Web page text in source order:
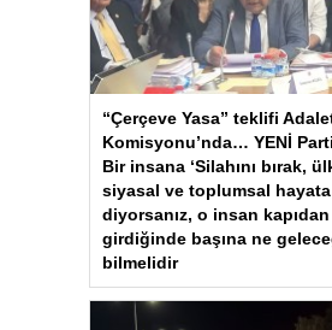
“Çerçeve Yasa” teklifi
Komisyonu’nda… YENİ
Bir insana ‘Silahını bırak,
siyasal ve toplumsal hayata
diyorsanız, o insan
girdiğinde başına ne
bilmelidir